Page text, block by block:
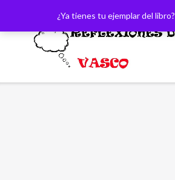
¿Ya tienes tu ejemplar del libro?
contenido